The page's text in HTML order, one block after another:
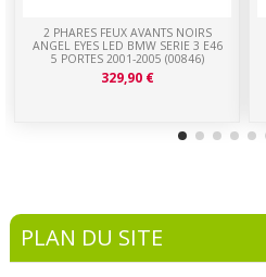
2 PHARES FEUX AVANTS NOIRS
ANGEL EYES LED BMW SERIE 3 E46
5 PORTES 2001-2005 (00846)
329,90 €
PLAN DU SITE